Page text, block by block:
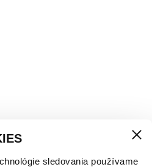
sledovania používame